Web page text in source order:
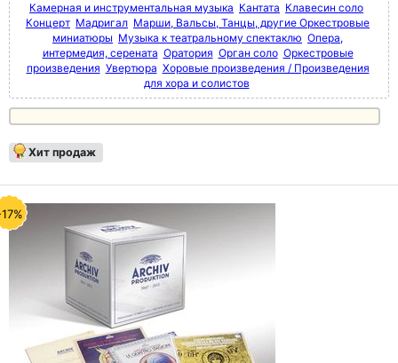
Камерная и инструментальная музыка Кантата Клавесин соло
Концерт Мадригал Марши, Вальсы, Танцы, другие Оркестровые
миниатюры Музыка к театральному спектаклю Опера,
интермедия, серената Оратория Орган соло Оркестровые
произведения Увертюра Хоровые произведения / Произведения
для хора и солистов
Хит продаж